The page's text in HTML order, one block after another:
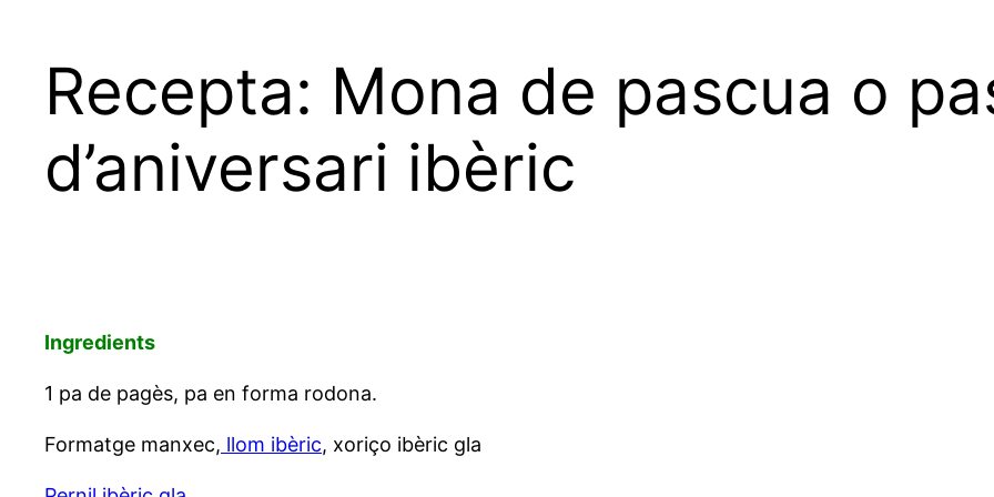
Recepta: Mona de pascua o
d’aniversari ibèric
Ingredients
1 pa de pagès, pa en forma rodona.
Formatge manxec, llom ibèric, xoriço ibèric gla